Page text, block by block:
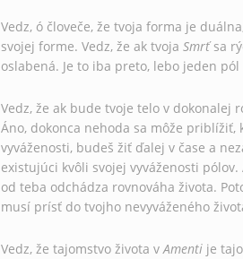
Vedz, ó človeče, že tvoja forma je
svojej forme. Vedz, že ak tvoja Smrťsa
oslabená. Je to iba preto, lebo jeden
Vedz, že ak bude tvoje telo v
Áno, dokonca nehoda sa môže priblížiť,
vyváženosti, budeš žiť ďalej v čase a
existujúci kvôli svojej vyváženosti
od teba odchádza rovnováha života.
musí prísť do tvojho nevyváženého
Vedz, že tajomstvo života vAmenti je